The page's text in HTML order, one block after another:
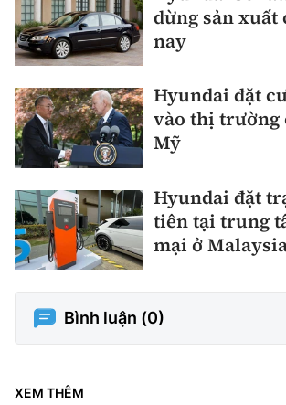
dừng sản xuất
nay
Hyundai đặt
vào thị trường
Mỹ
Hyundai đặt
tiên tại trung
mại ở
Bình luận (0)
XEM THÊM